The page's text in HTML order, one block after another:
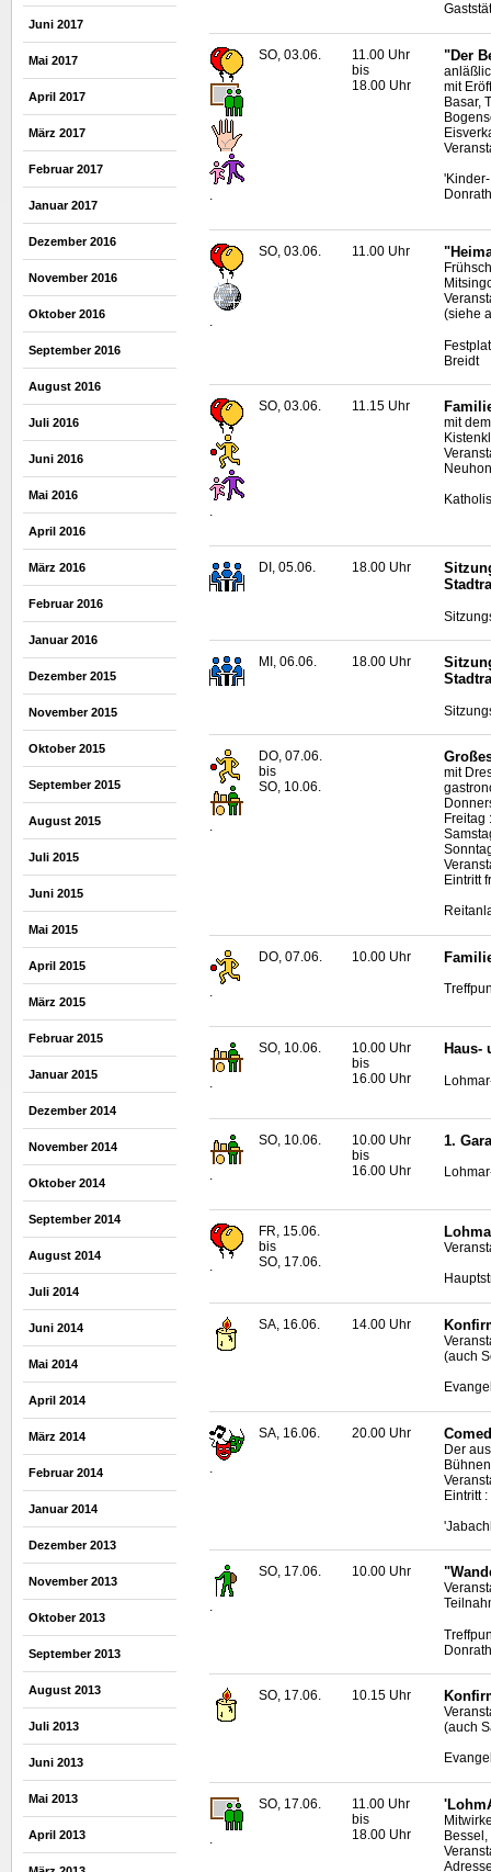
Juni 2017
Mai 2017
April 2017
März 2017
Februar 2017
Januar 2017
Dezember 2016
November 2016
Oktober 2016
September 2016
August 2016
Juli 2016
Juni 2016
Mai 2016
April 2016
März 2016
Februar 2016
Januar 2016
Dezember 2015
November 2015
Oktober 2015
September 2015
August 2015
Juli 2015
Juni 2015
Mai 2015
April 2015
März 2015
Februar 2015
Januar 2015
Dezember 2014
November 2014
Oktober 2014
September 2014
August 2014
Juli 2014
Juni 2014
Mai 2014
April 2014
März 2014
Februar 2014
Januar 2014
Dezember 2013
November 2013
Oktober 2013
September 2013
August 2013
Juli 2013
Juni 2013
Mai 2013
April 2013
.
SO, 03.06.
11.00 Uhr
bis
18.00 Uhr
"Der
mit
Basar,
Donrath
.
SO, 03.06. 11.00 Uhr
(siehe
Breidt
.
SO, 03.06. 11.15 Uhr
mit
DI, 05.06. 18.00 Uhr
MI, 06.06. 18.00 Uhr
.
DO, 07.06.
bis
SO, 10.06.
mit
Freitag
Eintritt
DO, 07.06. 10.00 Uhr
.
SO, 10.06.
10.00 Uhr
bis
16.00 Uhr
Haus-
SO, 10.06.
10.00 Uhr
bis
16.00 Uhr
1.
.
FR, 15.06.
bis
SO, 17.06.
SA, 16.06. 14.00 Uhr
(auch
SA, 16.06. 20.00 Uhr
Der
Eintritt
.
SO, 17.06. 10.00 Uhr
Donrath
SO, 17.06. 10.15 Uhr
(auch
.
SO, 17.06.
11.00 Uhr
bis
18.00 Uhr